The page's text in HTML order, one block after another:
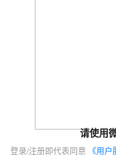
请使用
登录/注册即代表同意 《用户